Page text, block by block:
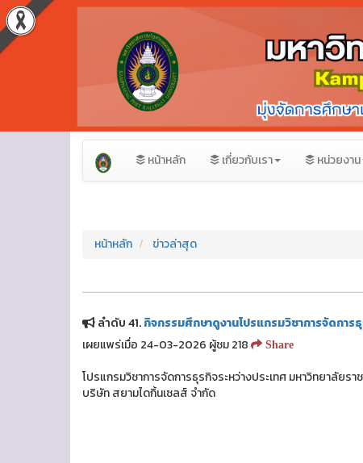
หน้าหลัก เกี่ยวกับเรา หน่วยงาน
หน้าหลัก ข่าวล่าสุด
ลำดับ 41.กิจกรรมศึกษาดูงานโปรแกรมวิชาการจัดการ
เผยแพร่เมื่อ 24-03-2026 ผู้ชม 218
Share
โปรแกรมวิชาการจัดการธุรกิจระหว่างประเทศ มหาวิทยาลัย
บริษัท สยามไดกิ้นเซลส์ จำกัด